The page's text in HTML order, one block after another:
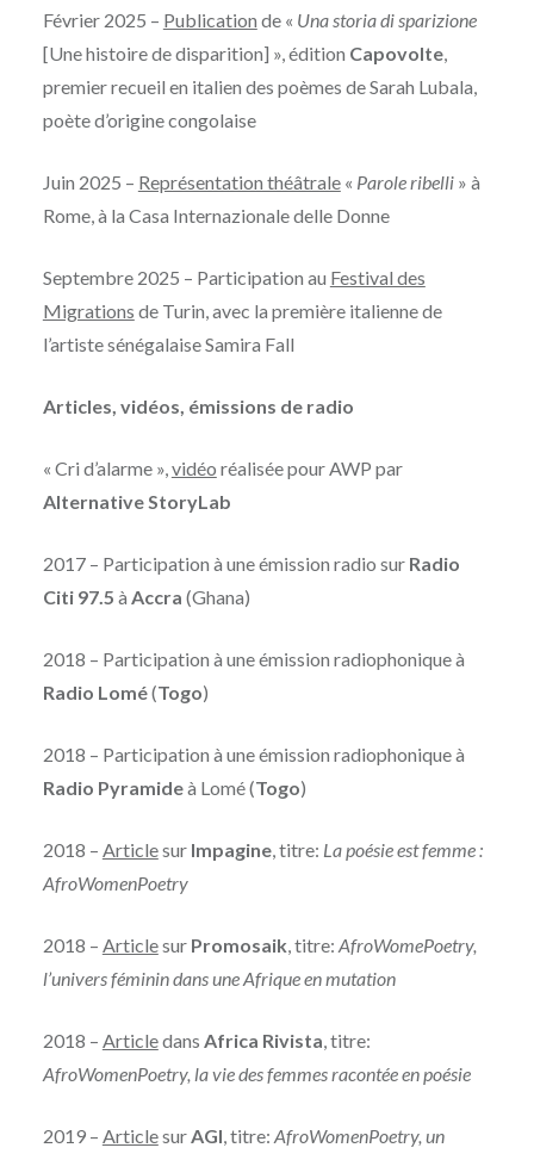
Février 2025 – Publication de « Una storia di sparizione
[Une histoire de disparition] », édition Capovolte,
premier recueil en italien des poèmes de Sarah Lubala,
poète d’origine congolaise
Juin 2025 – Représentation théâtrale« Parole ribelli» à
Rome, à la Casa Internazionale delle Donne
Septembre 2025 – Participation au Festival des
Migrations de Turin, avec la première italienne de
l’artiste sénégalaise Samira Fall
Articles, vidéos, émissions de radio
« Cri d’alarme »,vidéo réalisée pour AWP par
Alternative StoryLab
2017 – Participation à une émission radio sur Radio
Citi 97.5 à Accra (Ghana)
2018 – Participation à une émission radiophonique à
Radio Lomé(Togo)
2018 – Participation à une émission radiophonique à
Radio Pyramideà Lomé (Togo)
2018 – Articlesur Impagine, titre: La poésie est femme :
AfroWomenPoetry
2018 – Articlesur Promosaik, titre: AfroWomePoetry,
l’univers féminin dans une Afrique en mutation
2018 – Articledans Africa Rivista, titre:
AfroWomenPoetry, la vie des femmes racontée en poésie
2019 – ArticlesurAGI, titre: AfroWomenPoetry, un